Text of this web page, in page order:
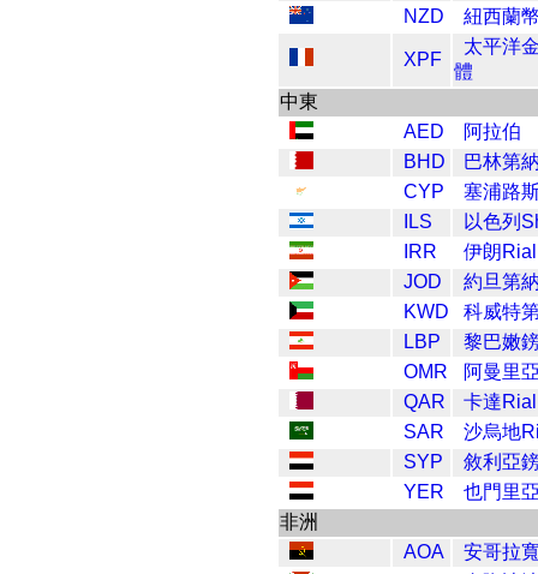
NZD
紐西蘭
XPF
太平洋
體
中東
AED
阿拉伯
BHD
巴林第
CYP
塞浦路
ILS
以色列
IRR
伊朗Rial
JOD
約旦第
KWD
科威特
LBP
黎巴嫩
OMR
阿曼里
QAR
卡達Rial
SAR
沙烏地
SYP
敘利亞
YER
也門里
非洲
AOA
安哥拉